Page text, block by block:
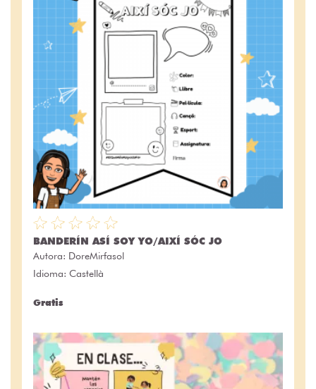
BANDERÍN ASÍ SOY YO/AIXÍ SÓC JO
Autora: DoreMirfasol
Idioma: Castellà
Gratis